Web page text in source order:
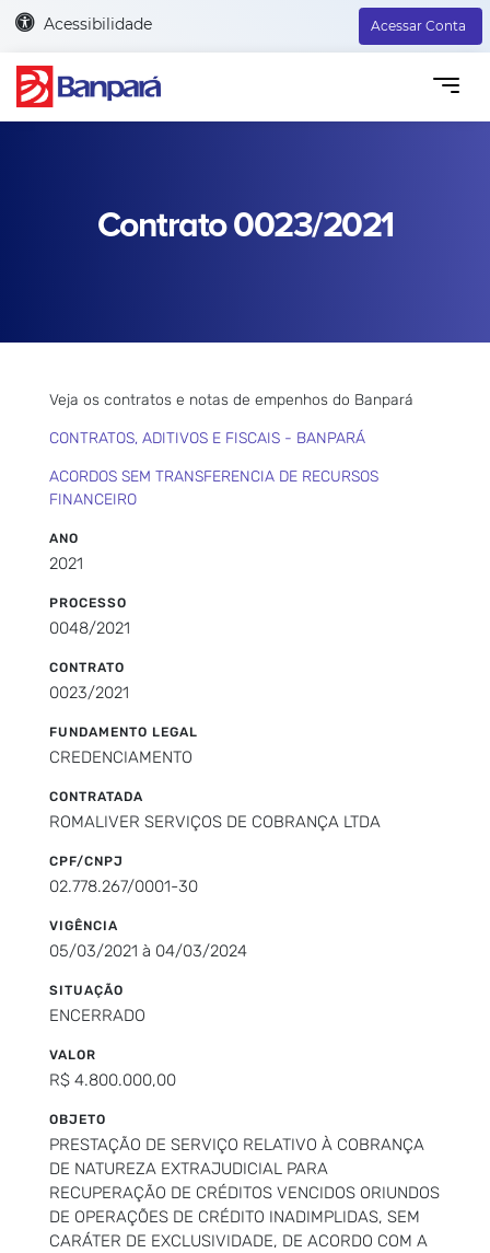
Acessibilidade Acessar Conta
Contrato 0023/2021
Veja os contratos e notas de empenhos do Banpará
CONTRATOS, ADITIVOS E FISCAIS - BANPARÁ
ACORDOS SEM TRANSFERENCIA DE RECURSOS
FINANCEIRO
ANO
2021
PROCESSO
0048/2021
CONTRATO
0023/2021
FUNDAMENTO LEGAL
CREDENCIAMENTO
CONTRATADA
ROMALIVER SERVIÇOS DE COBRANÇA LTDA
CPF/CNPJ
02.778.267/0001-30
VIGÊNCIA
05/03/2021 à 04/03/2024
SITUAÇÃO
ENCERRADO
VALOR
R$ 4.800.000,00
OBJETO
PRESTAÇÃO DE SERVIÇO RELATIVO À COBRANÇA
DE NATUREZA EXTRAJUDICIAL PARA
RECUPERAÇÃO DE CRÉDITOS VENCIDOS ORIUNDOS
DE OPERAÇÕES DE CRÉDITO INADIMPLIDAS, SEM
CARÁTER DE EXCLUSIVIDADE, DE ACORDO COM A